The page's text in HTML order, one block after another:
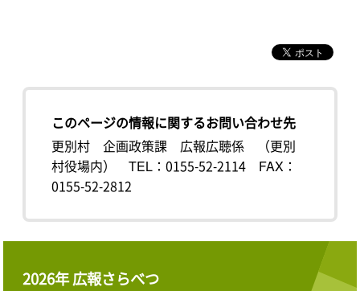
このページの情報に関するお問い合わせ先
更別村 企画政策課 広報広聴係 （更別
村役場内）
TEL：0155-52-2114
FAX：
0155-52-2812
2026年 広報さらべつ